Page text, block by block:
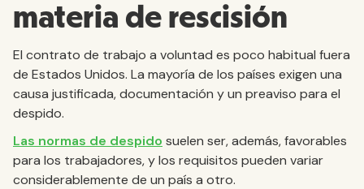
materia de rescisión
El contrato de trabajo a voluntad es poco habitual fuera
de Estados Unidos. La mayoría de los países exigen una
causa justificada, documentación y un preaviso para el
despido.
Las normas de despido suelen ser, además, favorables
para los trabajadores, y los requisitos pueden variar
considerablemente de un país a otro.